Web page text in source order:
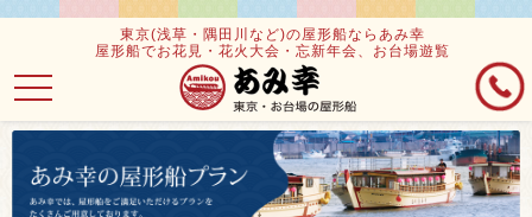
toggle
navigation
東京(浅草・隅田川など)の屋形船ならあみ幸
屋形船でお花見・花火大会・忘新年会、お台場遊覧